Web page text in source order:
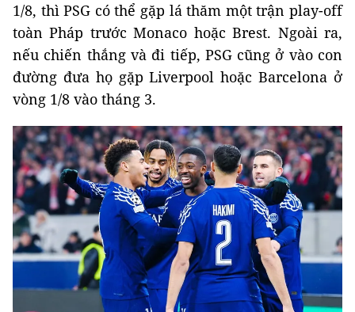
1/8, thì PSG có thể gặp lá thăm một trận play-off
toàn Pháp trước Monaco hoặc Brest. Ngoài ra,
nếu chiến thắng và đi tiếp, PSG cũng ở vào con
đường đưa họ gặp Liverpool hoặc Barcelona ở
vòng 1/8 vào tháng 3.